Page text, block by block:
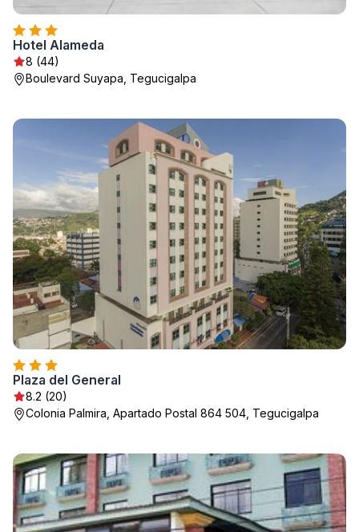
Hotel Alameda
8 (44)
Boulevard Suyapa, Tegucigalpa
Plaza del General
8.2 (20)
Colonia Palmira, Apartado Postal 864 504, Tegucigalpa